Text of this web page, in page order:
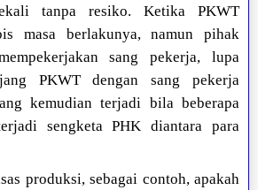
tanpa resiko. Ketika PKWT
masa berlakunya, namun pihak
sang pekerja, lupa
PKWT dengan sang pekerja
kemudian terjadi bila beberapa
sengketa PHK diantara para
produksi, sebagai contoh, apakah